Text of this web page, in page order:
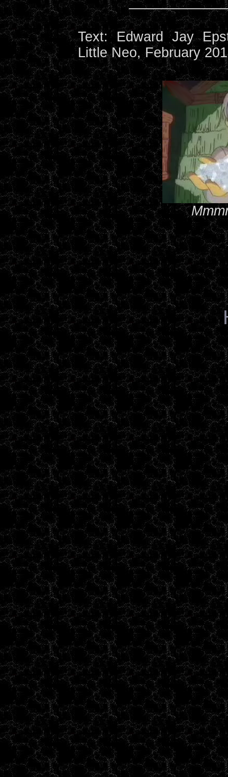
Text: Edward Jay
Little Neo, February